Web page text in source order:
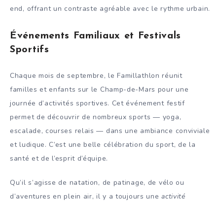
end, offrant un contraste agréable avec le rythme urbain.
Événements Familiaux et Festivals
Sportifs
Chaque mois de septembre, le Famillathlon réunit
familles et enfants sur le Champ-de-Mars pour une
journée d’activités sportives. Cet événement festif
permet de découvrir de nombreux sports — yoga,
escalade, courses relais — dans une ambiance conviviale
et ludique. C’est une belle célébration du sport, de la
santé et de l’esprit d’équipe.
Qu’il s’agisse de natation, de patinage, de vélo ou
d’aventures en plein air, il y a toujours uneactivité